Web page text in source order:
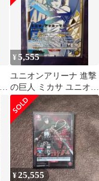
¥5,555
ユニオンアリーナ 進撃
の巨人 ミカサ ユニオン
レア UR 未開封
¥25,555